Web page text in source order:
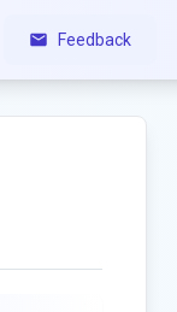
Feedback